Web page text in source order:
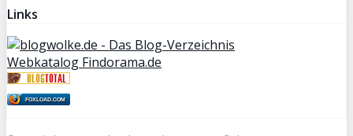
Links
Webkatalog Findorama.de
FOXLOAD.COM